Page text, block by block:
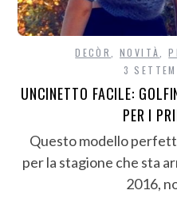
DECÒR ,NOVITÀ ,
3
UNCINETTO FACILE:
PER I
Questo modello
per la stagione che sta
2016,